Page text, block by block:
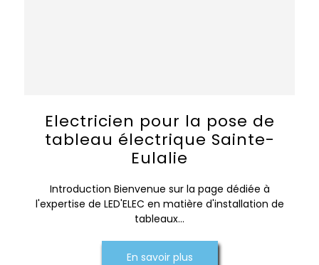
Electricien pour la pose de
tableau électrique Sainte-
Eulalie
Introduction Bienvenue sur la page dédiée à
l'expertise de LED'ELEC en matière d'installation de
tableaux...
En savoir plus